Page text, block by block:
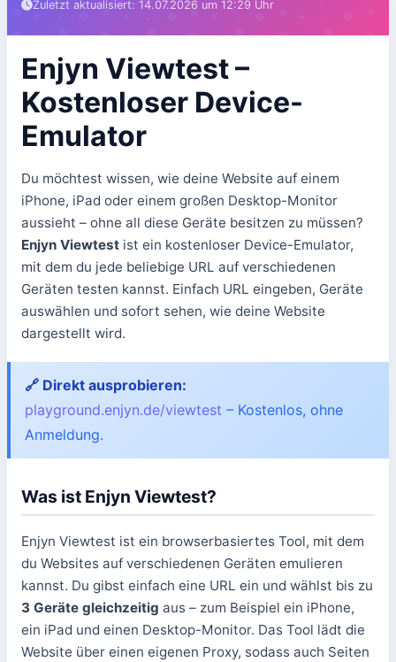
Zuletzt aktualisiert: 14.07.2026 um 12:29 Uhr
Enjyn Viewtest –
Kostenloser Device-
Emulator
Du möchtest wissen, wie deine Website auf einem
iPhone, iPad oder einem großen Desktop-Monitor
aussieht – ohne all diese Geräte besitzen zu müssen?
Enjyn Viewtest ist ein kostenloser Device-Emulator,
mit dem du jede beliebige URL auf verschiedenen
Geräten testen kannst. Einfach URL eingeben, Geräte
auswählen und sofort sehen, wie deine Website
dargestellt wird.
🔗 Direkt ausprobieren:
playground.enjyn.de/viewtest – Kostenlos, ohne
Anmeldung.
Was ist Enjyn Viewtest?
Enjyn Viewtest ist ein browserbasiertes Tool, mit dem
du Websites auf verschiedenen Geräten emulieren
kannst. Du gibst einfach eine URL ein und wählst bis zu
3 Geräte gleichzeitig aus – zum Beispiel ein iPhone,
ein iPad und einen Desktop-Monitor. Das Tool lädt die
Website über einen eigenen Proxy, sodass auch Seiten